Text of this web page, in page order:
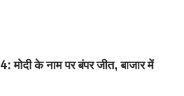
मोदी के नाम पर बंपर जीत, बाजार में